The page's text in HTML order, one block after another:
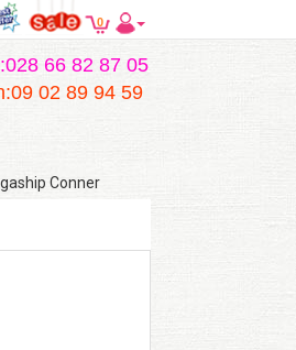
0
66 82 87 05
02 89 94 59
Conner